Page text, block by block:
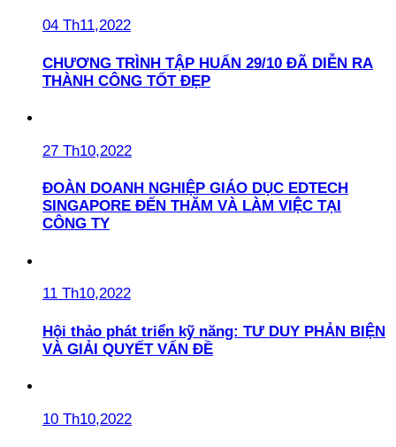
04 Th11,2022
CHƯƠNG TRÌNH TẬP HUẤN 29/10 ĐÃ DIỄN RA
THÀNH CÔNG TỐT ĐẸP
27 Th10,2022
ĐOÀN DOANH NGHIỆP GIÁO DỤC EDTECH
SINGAPORE ĐẾN THĂM VÀ LÀM VIỆC TẠI
CÔNG TY
11 Th10,2022
Hội thảo phát triển kỹ năng: TƯ DUY PHẢN BIỆN
VÀ GIẢI QUYẾT VẤN ĐỀ
10 Th10,2022